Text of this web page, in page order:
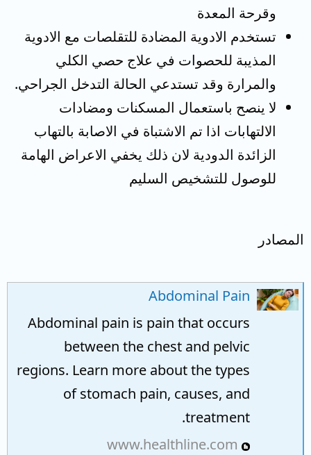
وقرحة المعدة
تستخدم الادوية المضادة للتقلصات مع الادوية
المذيبة للحصوات في علاج حصي الكلي
والمرارة وقد تستدعي الحالة التدخل الجراحي.
لا ينصح باستعمال المسكنات ومضادات
الالتهابات اذا تم الاشتباة في الاصابة بالتهاب
الزائدة الدودية لان ذلك يخفي الاعراض الهامة
للوصول للتشخيص السليم
المصادر
Abdominal Pain
Abdominal pain is pain that occurs
between the chest and pelvic
regions. Learn more about the types
of stomach pain, causes, and
treatment.
www.healthline.com